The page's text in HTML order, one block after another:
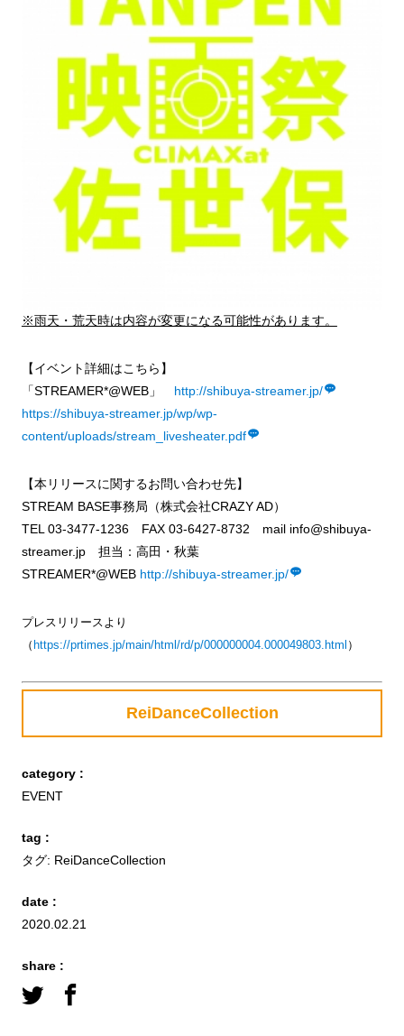
※雨天・荒天時は内容が変更になる可能性があります。
【イベント詳細はこちら】
「STREAMER*@WEB」 http://shibuya-streamer.jp/
https://shibuya-streamer.jp/wp/wp-
content/uploads/stream_livesheater.pdf
【本リリースに関するお問い合わせ先】
STREAM BASE事務局（株式会社CRAZY AD）
TEL 03-3477-1236 FAX 03-6427-8732 mail info@shibuya-
streamer.jp 担当：高田・秋葉
STREAMER*@WEB http://shibuya-streamer.jp/
プレスリリースより
（ https://prtimes.jp/main/html/rd/p/000000004.000049803.html ）
ReiDanceCollection
category :
EVENT
tag :
タグ: ReiDanceCollection
date :
2020.02.21
share :